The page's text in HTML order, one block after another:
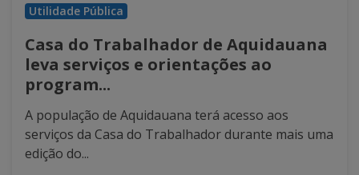
Utilidade Pública
Casa do Trabalhador de Aquidauana
leva serviços e orientações ao
program...
A população de Aquidauana terá acesso aos
serviços da Casa do Trabalhador durante mais uma
edição do...